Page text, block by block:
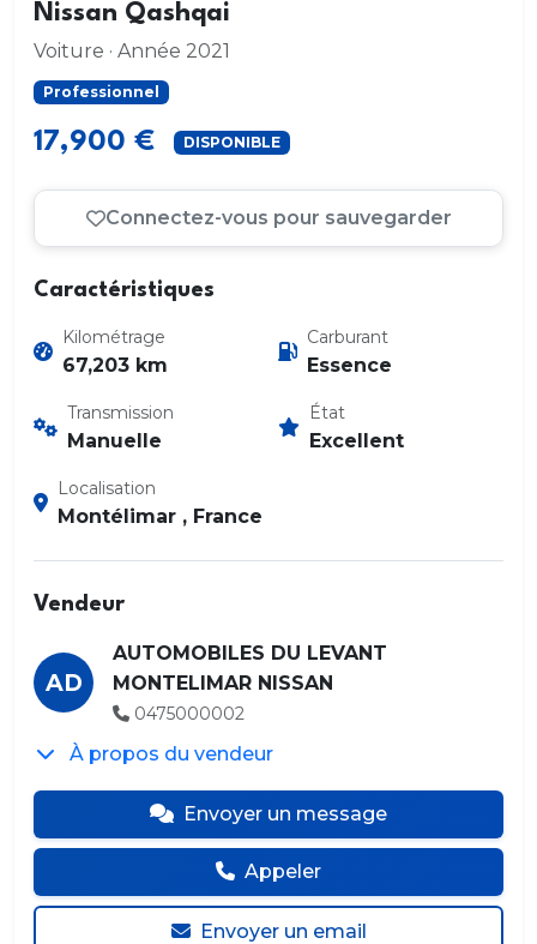
Nissan Qashqai
Voiture · Année 2021
Professionnel
17,900 € DISPONIBLE
Connectez-vous pour sauvegarder
Caractéristiques
Kilométrage
67,203 km
Carburant
Essence
Transmission
Manuelle
État
Excellent
Localisation
Montélimar , France
Vendeur
AD
AUTOMOBILES DU LEVANT
MONTELIMAR NISSAN
0475000002
À propos du vendeur
Envoyer un message
Appeler
Envoyer un email